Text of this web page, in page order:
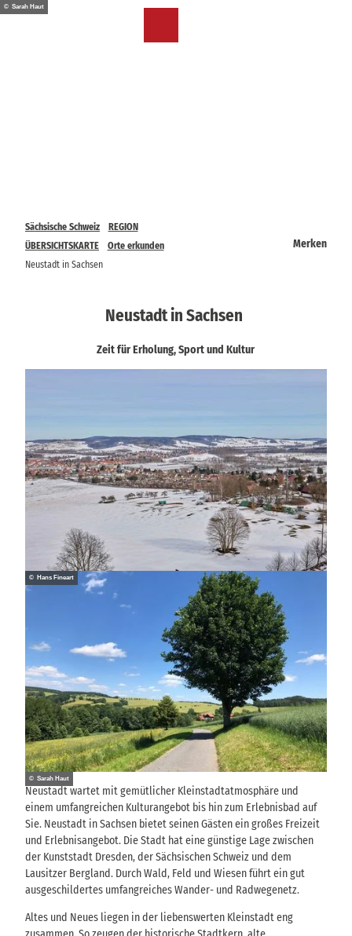
Z© Sarah Haut
Sächsische Schweiz
REGION
ÜBERSICHTSKARTE
Orte erkunden
Neustadt in Sachsen
Merken
Neustadt in Sachsen
Zeit für Erholung, Sport und Kultur
© Hans Fineart
© Sarah Haut
Neustadt wartet mit gemütlicher Kleinstadtatmosphäre und
einem umfangreichen Kulturangebot bis hin zum Erlebnisbad auf
Sie. Neustadt in Sachsen bietet seinen Gästen ein großes Freizeit
und Erlebnisangebot. Die Stadt hat eine günstige Lage zwischen
der Kunststadt Dresden, der Sächsischen Schweiz und dem
Lausitzer Bergland. Durch Wald, Feld und Wiesen führt ein gut
ausgeschildertes umfangreiches Wander- und Radwegenetz.
Altes und Neues liegen in der liebenswerten Kleinstadt eng